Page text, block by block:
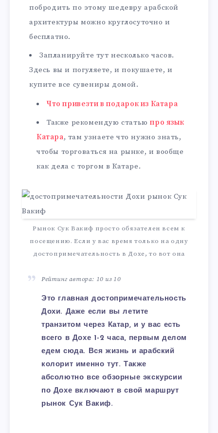
побродить по этому шедевру арабской
архитектуры можно круглосуточно и
бесплатно.
Запланируйте тут несколько часов.
Здесь вы и погуляете, и покушаете, и
купите все сувениры домой.
Что привезти в подарок из Катара
Также рекомендую статьюпро язык
Катара, там узнаете что нужно знать,
чтобы торговаться на рынке, и вообще
как дела с торгом в Катаре.
Рынок Сук Вакиф просто обязателен всем к
посещению. Если у вас время только на одну
достопримечательность в Дохе, то вот она
Рейтинг автора: 10 из 10
Это главная достопримечательность
Дохи. Даже если вы летите
транзитом через Катар, и у вас есть
всего в Дохе 1-2 часа, первым делом
едем сюда. Вся жизнь и арабский
колорит именно тут. Также
абсолютно все обзорные экскурсии
по Дохе включают в свой маршрут
рынок Сук Вакиф.